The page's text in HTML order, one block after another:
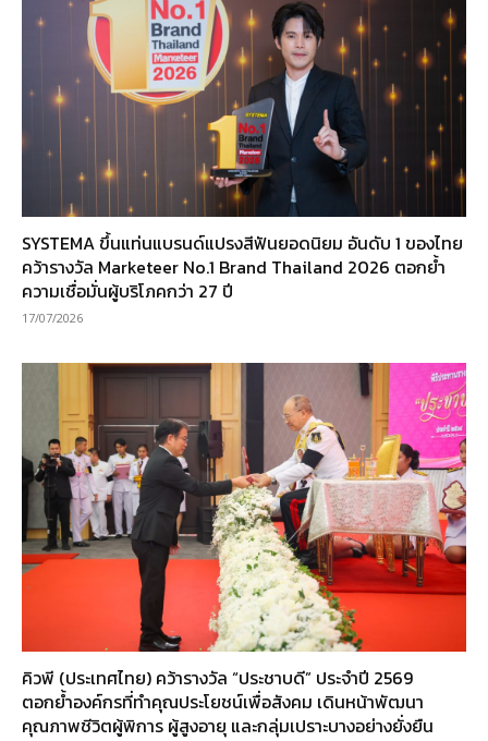
SYSTEMA ขึ้นแท่นแบรนด์แปรงสีฟันยอดนิยม อันดับ 1 ของไทย
คว้ารางวัล Marketeer No.1 Brand Thailand 2026 ตอกย้ำ
ความเชื่อมั่นผู้บริโภคกว่า 27 ปี
17/07/2026
คิวพี (ประเทศไทย) คว้ารางวัล “ประชาบดี” ประจำปี 2569
ตอกย้ำองค์กรที่ทำคุณประโยชน์เพื่อสังคม เดินหน้าพัฒนา
คุณภาพชีวิตผู้พิการ ผู้สูงอายุ และกลุ่มเปราะบางอย่างยั่งยืน